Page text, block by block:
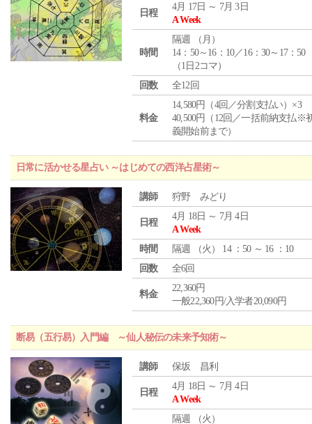
日程
4月 17日 ～ 7月 3日
A Week
時間
隔週 （ 月 ）
14：50～16：10／16：30～17：50
（1日2コマ）
回数
全12回
料金
14,580円（4回／分割支払い）×3
40,500円（12回／一括前納支払※
義開始前まで）
日常に活かせる星占い ～はじめての西洋占星術～
講師 狩野 みどり
日程
4月 18日 ～ 7月 4日
A Week
時間
隔週 （火 ） 14 ：50 ～ 16 ：10
回数
全6回
料金
22,360円
一般22,360円/入学者20,090円
断易（五行易）入門編 ～仙人秘伝の未来予知術～
講師 保坂 昌利
日程
4月 18日 ～ 7月 4日
A Week
隔週 （火 ）